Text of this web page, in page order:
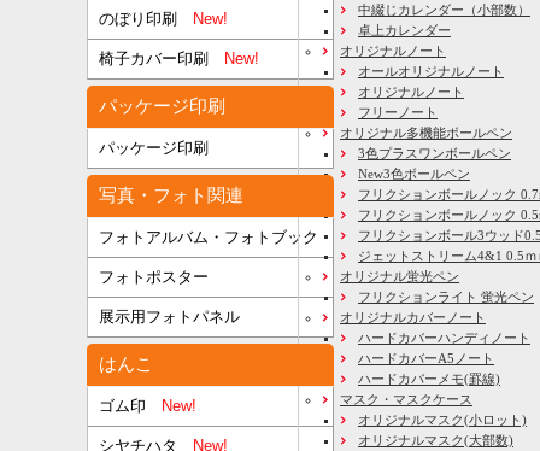
のぼり印刷 New!
椅子カバー印刷 New!
パッケージ印刷
パッケージ印刷
写真・フォト関連
フォトアルバム・フォトブック
フォトポスター
展示用フォトパネル
はんこ
ゴム印 New!
シヤチハタ New!
中綴じカレンダー（小部数）
卓上カレンダー
オリジナルノート
オールオリジナルノート
オリジナルノート
フリーノート
オリジナル多機能ボールペン
3色プラスワンボールペン
New3色ボールペン
フリクションボールノック
フリクションボールノック
フリクションボール3ウッド
ジェットストリーム4&1 0.5ｍ
オリジナル蛍光ペン
フリクションライト 蛍光ペン
オリジナルカバーノート
ハードカバーハンディノート
ハードカバーA5ノート
ハードカバーメモ(罫線)
マスク・マスクケース
オリジナルマスク(小ロット)
オリジナルマスク(大部数)